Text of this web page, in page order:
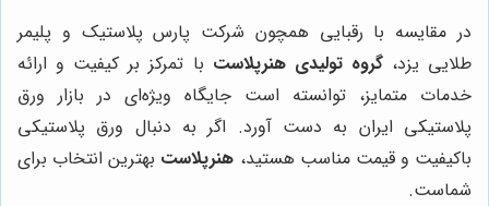
در مقایسه با رقبایی همچون شرکت پارس پلاستیک و پلیمر
طلایی یزد،گروه تولیدی هنرپلاست با تمرکز بر کیفیت و ارائه
خدمات متمایز، توانسته است جایگاه ویژه‌ای در بازار ورق
پلاستیکی ایران به دست آورد. اگر به دنبال ورق پلاستیکی
باکیفیت و قیمت مناسب هستید، هنرپلاست بهترین انتخاب برای
شماست.